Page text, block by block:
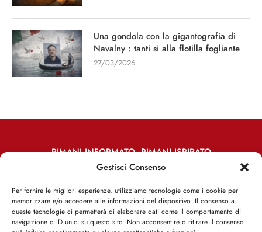
Gestisci Consenso
Per fornire le migliori esperienze, utilizziamo tecnologie come i cookie per
memorizzare e/o accedere alle informazioni del dispositivo. Il consenso a
queste tecnologie ci permetterà di elaborare dati come il comportamento di
navigazione o ID unici su questo sito. Non acconsentire o ritirare il consenso
Una gondola con la gigantografia di
Navalny : tanti si alla flotilla fogliante
27/03/2026
RIMANI INFORMATO, RIMANI ISPIRATO
Iscriviti alla Newsletter
ISCRIVITI ADESSO